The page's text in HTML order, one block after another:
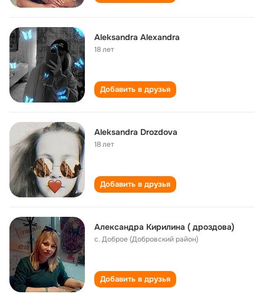
Aleksandra Alexandra
18 лет
Добавить в друзья
Aleksandra Drozdova
18 лет
Добавить в друзья
Александра Кирилина ( дроздова)
с. Доброе (Добровский район)
Добавить в друзья